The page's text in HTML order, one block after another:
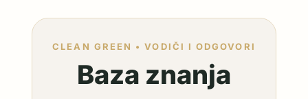
CLEAN GREEN • VODIČI I ODGOVORI
Baza znanja